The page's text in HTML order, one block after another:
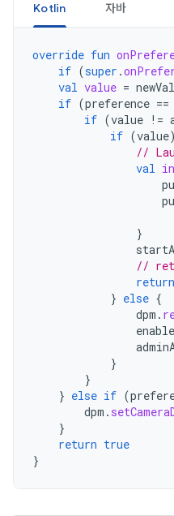
Kotlin 자바
override fun
if (super .
val value =
if (preference ==
if (value !=
if (value)
//
val
}
//
return
} else {
dpm .
}
}
} else if (
dpm .
}
return true
}